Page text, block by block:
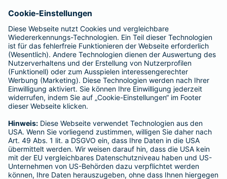
Barmenia ist Teil der BarmeniaGothaer
BELIEBTE SEITEN
Kranken-Zusatzversicherung
Tierversicherungen
Haftpflichtversicherung
Hausratversicherung
Adresse ändern
Schaden melden
Kilometerstandsmeldung
Serviceübersicht